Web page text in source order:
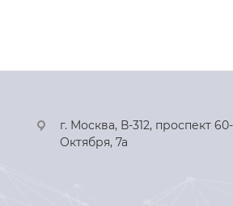
г. Москва, В-312, проспект
Октября, 7а